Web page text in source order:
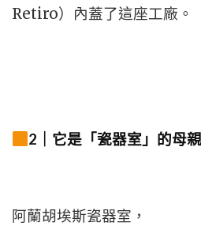
Retiro）內蓋了這座工廠。
2｜它是「瓷器室」的母親
阿蘭胡埃斯瓷器室，